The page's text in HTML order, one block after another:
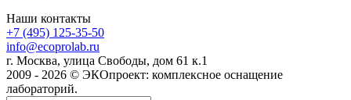
Наши контакты
+7 (495) 125-35-50
info@ecoprolab.ru
г. Москва, улица Свободы, дом 61 к.1
2009 - 2026 © ЭКОпроект: комплексное оснащение
лабораторий.